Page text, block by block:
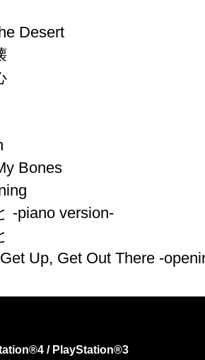
Desert
Bones
-piano version-
Up, Get Out There -
/ PlayStation®3